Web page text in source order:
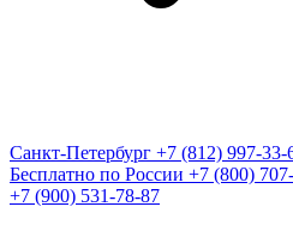
Санкт-Петербург +7 (812) 997-33-
Бесплатно по России +7 (800)
+7 (900) 531-78-87